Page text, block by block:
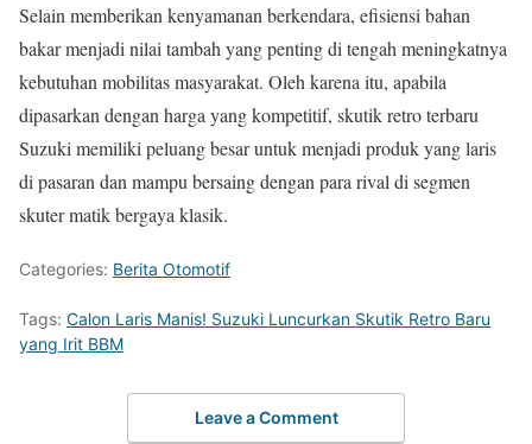
Selain memberikan kenyamanan berkendara, efisiensi bahan
bakar menjadi nilai tambah yang penting di tengah meningkatnya
kebutuhan mobilitas masyarakat. Oleh karena itu, apabila
dipasarkan dengan harga yang kompetitif, skutik retro terbaru
Suzuki memiliki peluang besar untuk menjadi produk yang laris
di pasaran dan mampu bersaing dengan para rival di segmen
skuter matik bergaya klasik.
Categories: Berita Otomotif
Tags: Calon Laris Manis! Suzuki Luncurkan Skutik Retro Baru
yang Irit BBM
Leave a Comment